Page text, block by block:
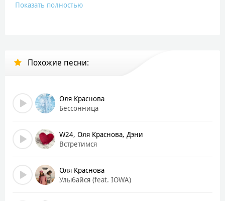
Показать полностью
Похожие песни:
Оля Краснова
Бессонница
W24, Оля Краснова, Дэни
Встретимся
Оля Краснова
Улыбайся (feat. IOWA)